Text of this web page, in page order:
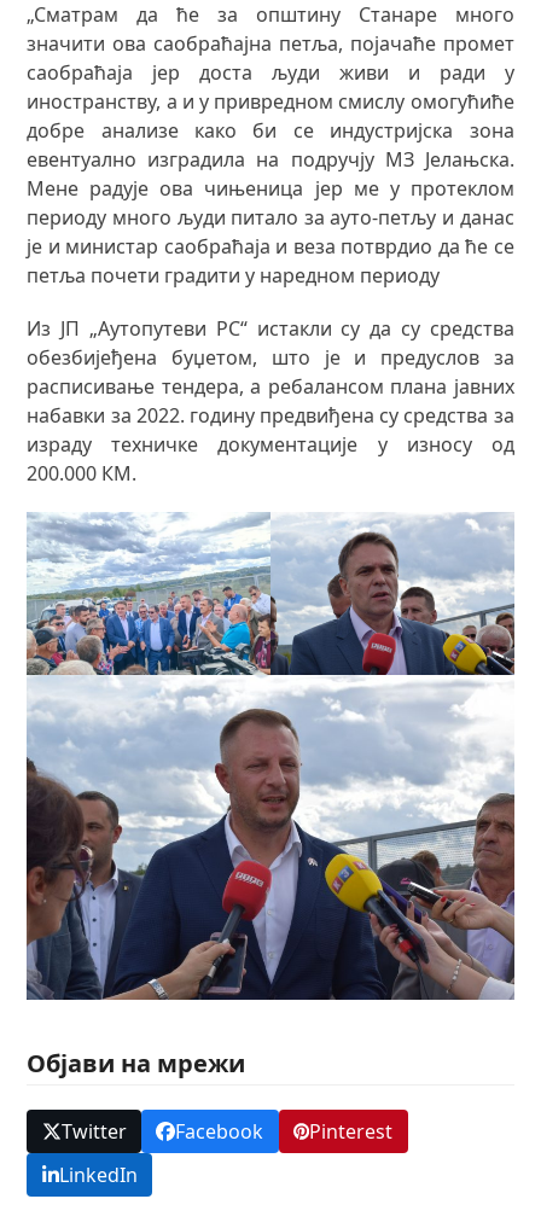
„Сматрам да ће за општину Станаре много
значити ова саобраћајна петља, појачаће промет
саобраћаја јер доста људи живи и ради у
иностранству, а и у привредном смислу омогућиће
добре анализе како би се индустријска зона
евентуално изградила на подручју МЗ Јелањска.
Мене радује ова чињеница јер ме у протеклом
периоду много људи питало за ауто-петљу и данас
је и министар саобраћаја и веза потврдио да ће се
петља почети градити у наредном периоду
Из ЈП „Аутопутеви РС“ истакли су да су средства
обезбијеђена буџетом, што је и предуслов за
расписивање тендера, а ребалансом плана јавних
набавки за 2022. годину предвиђена су средства за
израду техничке документације у износу од
200.000 КМ.
Објави на мрежи
Twitter Facebook
Pinterest
LinkedIn